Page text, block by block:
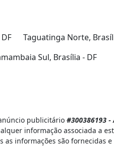
Taguatinga Norte,
Sul, Brasília - DF
publicitário #300386193
informação associada a
as informações são fornecidas